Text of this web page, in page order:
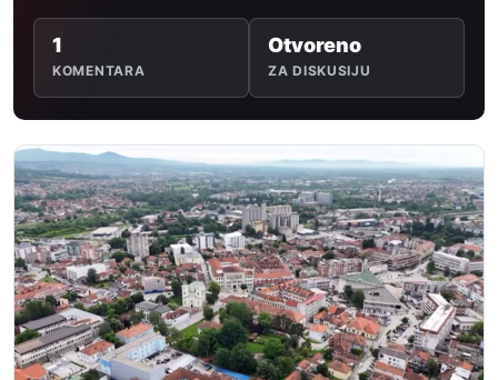
1
KOMENTARA
Otvoreno
ZA DISKUSIJU